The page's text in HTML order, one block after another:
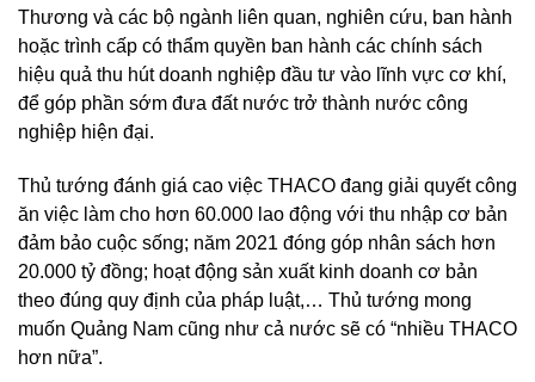
Thương và các bộ ngành liên quan, nghiên cứu, ban hành
hoặc trình cấp có thẩm quyền ban hành các chính sách
hiệu quả thu hút doanh nghiệp đầu tư vào lĩnh vực cơ khí,
để góp phần sớm đưa đất nước trở thành nước công
nghiệp hiện đại.
Thủ tướng đánh giá cao việc THACO đang giải quyết công
ăn việc làm cho hơn 60.000 lao động với thu nhập cơ bản
đảm bảo cuộc sống; năm 2021 đóng góp nhân sách hơn
20.000 tỷ đồng; hoạt động sản xuất kinh doanh cơ bản
theo đúng quy định của pháp luật,… Thủ tướng mong
muốn Quảng Nam cũng như cả nước sẽ có “nhiều THACO
hơn nữa”.